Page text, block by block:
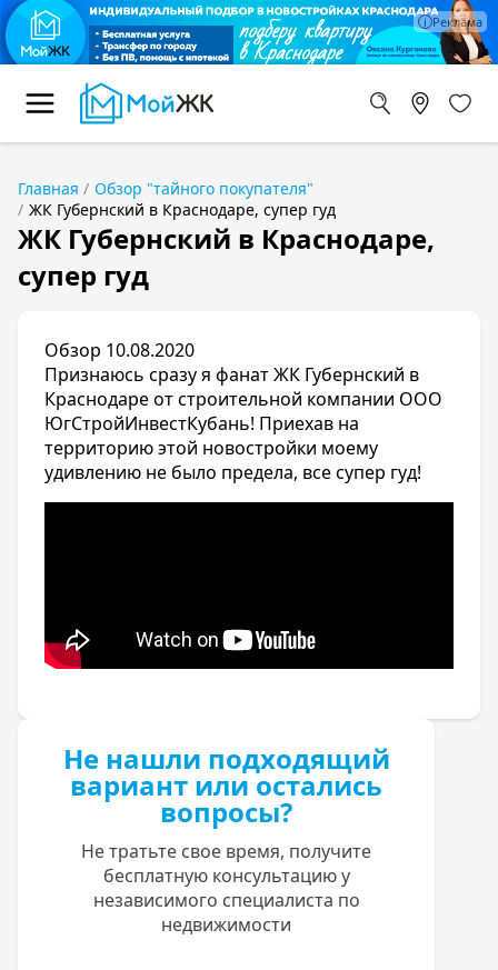
Главная
Обзор "тайного покупателя"
ЖК Губернский в Краснодаре, супер гуд
ЖК Губернский в Краснодаре,
супер гуд
Обзор 10.08.2020
Признаюсь сразу я фанатЖК Губернский в
Краснодаре от строительной компании ООО
ЮгСтройИнвестКубань! Приехав на
территорию этой новостройки моему
удивлению не было предела, все супер гуд!
Не нашли подходящий
вариант или остались
вопросы?
Не тратьте свое время, получите
бесплатную консультацию у
независимого специалиста по
недвижимости